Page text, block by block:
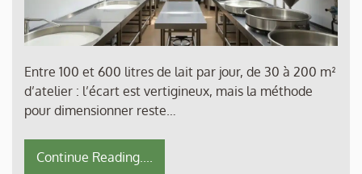
Entre 100 et 600 litres de lait par jour, de 30 à 200 m²
d’atelier : l’écart est vertigineux, mais la méthode
pour dimensionner reste…
Continue Reading....